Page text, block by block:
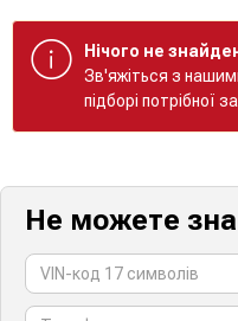
Нічого не
Зв'яжіться з
підборі потрібної
Не можете